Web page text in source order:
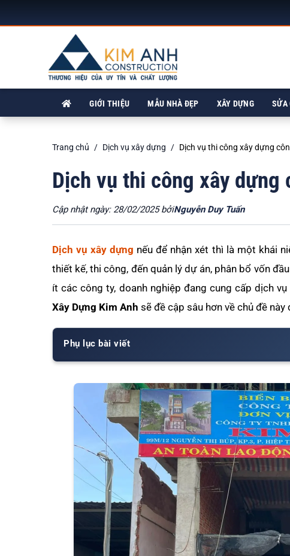
GIỚI THIỆU MẪU NHÀ ĐẸP XÂY DỰNG SỬA
Trang chủ Dịch vụ xây dựng Dịch vụ thi công xây dựng
Dịch vụ thi công xây
Cập nhật ngày: 28/02/2025 bởiNguyễn Duy Tuấn
Dịch vụ xây dựng nếu để nhận xét thì là một khái
thiết kế, thi công, đến quản lý dự án, phân bổ vốn
ít các công ty, doanh nghiệp đang cung cấp dịch
Xây Dựng Kim Anh sẽ đề cập sâu hơn về chủ đề
Phụ lục bài viết